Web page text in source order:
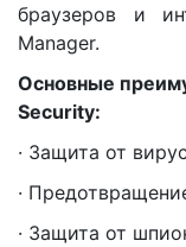
браузеров и
Manager.
Основные
Security:
· Защита от
·
· Защита от